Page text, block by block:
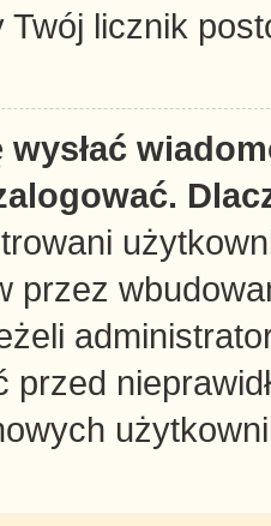
Twój licznik
wysłać
przez
przed